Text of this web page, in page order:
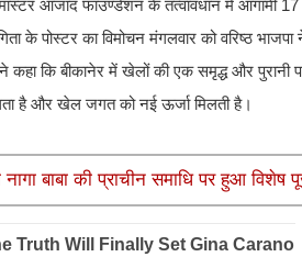
आजाद फाउण्डेशन के तत्वावधान में आगामी
के पोस्टर का विमोचन मंगलवार को वरिष्ठ भाजपा
कि बीकानेर में खेलों की एक समृद्ध और पुरानी
है और खेल जगत को नई ऊर्जा मिलती है।
नागा बाबा की प्राचीन समाधि पर हुआ